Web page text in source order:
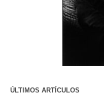
ÚLTIMOS ARTÍCULOS